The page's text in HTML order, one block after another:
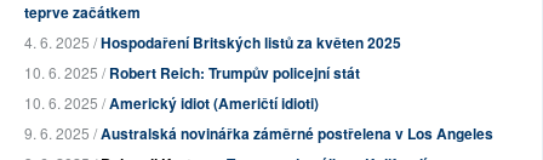
teprve začátkem
4. 6. 2025 /Hospodaření Britských listů za květen 2025
10. 6. 2025 /Robert Reich: Trumpův policejní stát
10. 6. 2025 /Americký idiot (Američtí idioti)
9. 6. 2025 /Australská novinářka záměrné postřelena v Los Angeles